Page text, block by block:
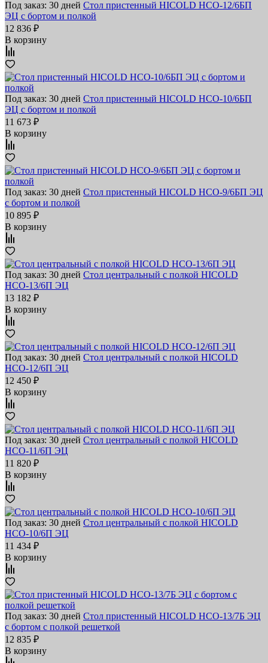
Под заказ: 30 дней Стол пристенный HICOLD НСО-12/6БП
ЭЦ с бортом и полкой
12 836 ₽
В корзину
Под заказ: 30 дней Стол пристенный HICOLD НСО-10/6БП
ЭЦ с бортом и полкой
11 673 ₽
В корзину
Под заказ: 30 дней Стол пристенный HICOLD НСО-9/6БП ЭЦ
с бортом и полкой
10 895 ₽
В корзину
Под заказ: 30 дней Стол центральный с полкой HICOLD
НСО-13/6П ЭЦ
13 182 ₽
В корзину
Под заказ: 30 дней Стол центральный с полкой HICOLD
НСО-12/6П ЭЦ
12 450 ₽
В корзину
Под заказ: 30 дней Стол центральный с полкой HICOLD
НСО-11/6П ЭЦ
11 820 ₽
В корзину
Под заказ: 30 дней Стол центральный с полкой HICOLD
НСО-10/6П ЭЦ
11 434 ₽
В корзину
Под заказ: 30 дней Стол пристенный HICOLD НСО-13/7Б ЭЦ
с бортом с полкой решеткой
12 835 ₽
В корзину